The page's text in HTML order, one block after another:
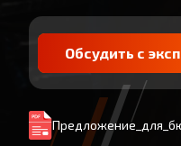
Обсудить с